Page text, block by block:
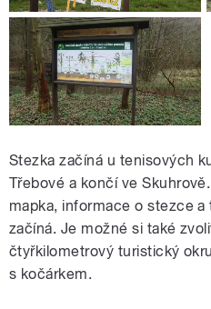
Stezka začíná u tenisových
Třebové a končí ve
mapka, informace o stezce
začíná. Je možné si také
čtyřkilometrový turistický
s kočárkem.